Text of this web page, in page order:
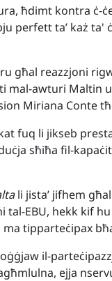
ħdimt kontra
perfett ta’ każ ta'
għal reazzjoni
mal-awturi Maltin
Miriana Conte
fuq li jikseb
sħiħa fil-
li jista’ jifhem
tal-EBU, hekk kif
tipparteċipax
il-
ejja